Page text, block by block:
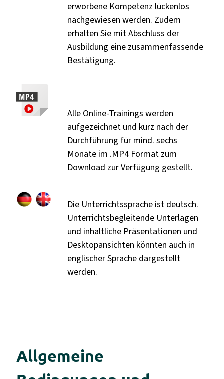
erworbene Kompetenz lückenlos
nachgewiesen werden. Zudem
erhalten Sie mit Abschluss der
Ausbildung eine zusammenfassende
Bestätigung.
Alle Online-Trainings werden
aufgezeichnet und kurz nach der
Durchführung für mind. sechs
Monate im .MP4 Format zum
Download zur Verfügung gestellt.
Die Unterrichtssprache ist deutsch.
Unterrichtsbegleitende Unterlagen
und inhaltliche Präsentationen und
Desktopansichten könnten auch in
englischer Sprache dargestellt
werden.
Allgemeine